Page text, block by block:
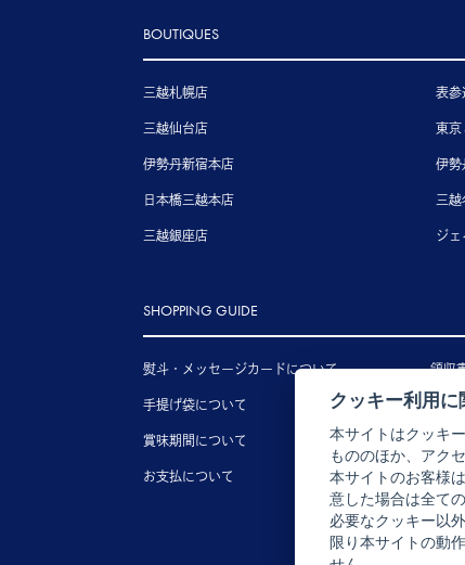
BOUTIQUES
三越札幌店
三越仙台店
伊勢丹新宿本店
日本橋三越本店
三越銀座店
表参
東京
伊勢
三越
ジ
SHOPPING GUIDE
熨斗・メッセージカードについて
手提げ袋について
賞味期間について
お支払について
領収
送料
配送
キャ
クッキー利用に
本サイトはクッキ
もののほか、アク
本サイトのお客様
意した場合は全て
必要なクッキー以
限り本サイトの動